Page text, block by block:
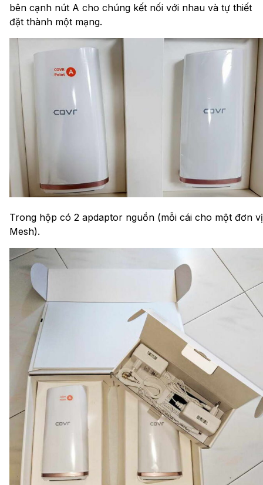
bên cạnh nút A cho chúng kết nối với nhau và tự thiết
đặt thành một mạng.
Trong hộp có 2 apdaptor nguồn (mỗi cái cho một đơn vị
Mesh).